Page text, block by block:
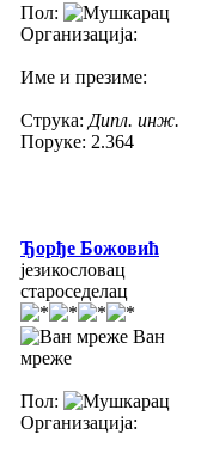
Пол:
Организација:
Име и презиме:
Струка: Дипл. инж.
Поруке: 2.364
Ђорђе Божовић
језикословац
староседелац
Ван
мреже
Пол:
Организација: